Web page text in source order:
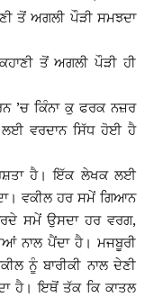
ਤੋਂ ਅਗਲੀ ਪੌੜੀ ਸਮਝਦਾ
ਤੋਂ ਅਗਲੀ ਪੌੜੀ ਹੀ
’ਚ ਕਿੰਨਾ ਕੁ ਫਰਕ ਨਜ਼ਰ
ਲਈ ਵਰਦਾਨ ਸਿੱਧ ਹੋਈ ਹੈ
ਹੈ। ਇੱਕ ਲੇਖਕ ਲਈ
ਵਕੀਲ ਹਰ ਸਮੇਂ ਗਿਆਨ
ਸਮੇਂ ਉਸਦਾ ਹਰ ਵਰਗ,
ਨਾਲ ਪੈਂਦਾ ਹੈ। ਮਜਬੂਰੀ
ਨੂੰ ਬਾਰੀਕੀ ਨਾਲ ਦੇਣੀ
ਹੈ। ਇਥੋਂ ਤੱਕ ਕਿ ਕਾਤਲ